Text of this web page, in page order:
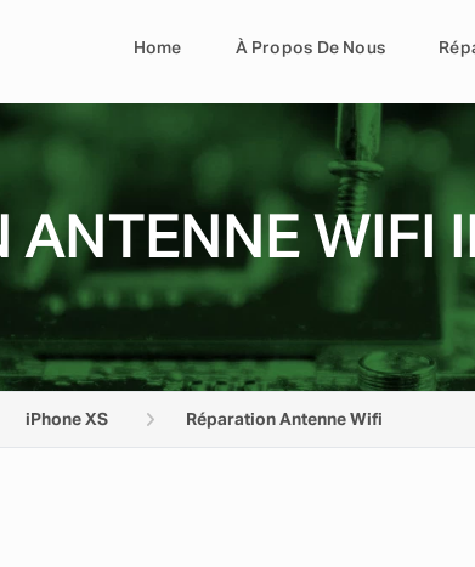
Home À Propos De Nous
ANTENNE WIFI
iPhone XS Réparation Antenne Wifi